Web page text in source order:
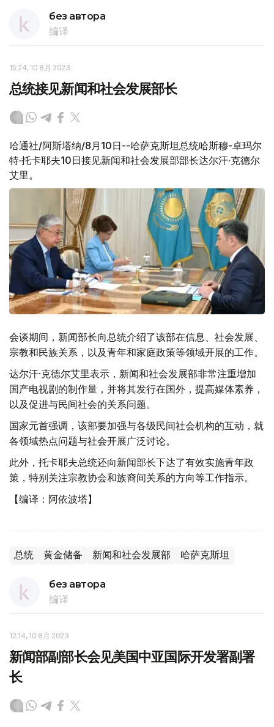
без автора
编译
15:24, 10 8月 2023
总统接见新闻和社会发展部长
哈通社/阿斯塔纳/8月10日--哈萨克斯坦总统哈斯穆-卓玛尔
特·托卡耶夫10日接见新闻和社会发展部部长达尔汗·克德尔
艾里。
会谈期间，新闻部长向总统介绍了该部在信息、社会发展、
宗教和民族关系，以及青年和家庭政策等领域开展的工作。
达尔汗·克德尔艾里表示，新闻和社会发展部非常注重增加
国产电视剧的制作量，并将其发行在国外，提高媒体素养，
以及促进与民间社会的关系问题。
国家元首强调，该部要加强与各级民间社会机构的互动，就
各领域热点问题与社会开展广泛讨论。
此外，托卡耶夫总统还向新闻部长下达了有效实施青年政
策，特别关注宗教协会和族裔间关系的方向等工作指示。
【编译：阿依波塔】
总统 黄金储备 新闻和社会发展部 哈萨克斯坦
без автора
编译
12:14, 10 8月 2023
新闻部副部长会见美国中亚国际开发署副署
长